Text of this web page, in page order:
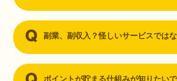
副業、副収入？怪しいサービスでは
ポイントが貯まる仕組みが知りたい